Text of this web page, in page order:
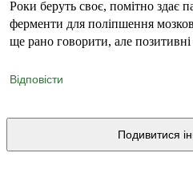
Роки беруть своє, помітно здає
ферменти для поліпшення
ще рано говорити, але
Відповісти
Подивитися